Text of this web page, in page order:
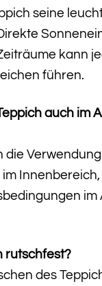
seine
kann
führen.
auch im
die
im
rutschfest?
des